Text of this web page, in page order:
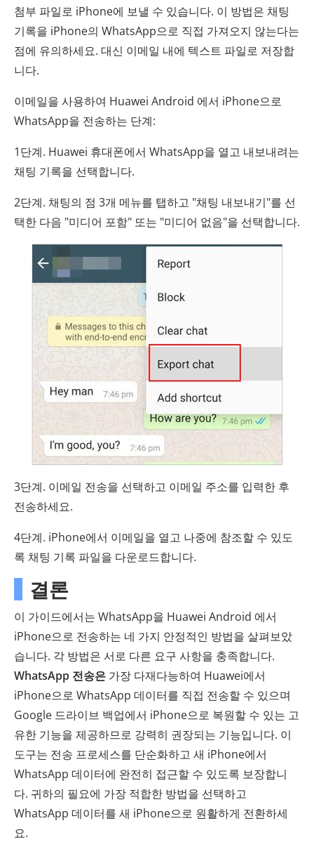
첨부 파일로 iPhone에 보낼 수 있습니다. 이 방법은 채팅
기록을 iPhone의 WhatsApp으로 직접 가져오지 않는다는
점에 유의하세요. 대신 이메일 내에 텍스트 파일로 저장합
니다.
이메일을 사용하여 Huawei Android 에서 iPhone으로
WhatsApp을 전송하는 단계:
1단계. Huawei 휴대폰에서 WhatsApp을 열고 내보내려는
채팅 기록을 선택합니다.
2단계. 채팅의 점 3개 메뉴를 탭하고 "채팅 내보내기"를 선
택한 다음 "미디어 포함" 또는 "미디어 없음"을 선택합니다.
3단계. 이메일 전송을 선택하고 이메일 주소를 입력한 후
전송하세요.
4단계. iPhone에서 이메일을 열고 나중에 참조할 수 있도
록 채팅 기록 파일을 다운로드합니다.
결론
이 가이드에서는 WhatsApp을 Huawei Android 에서
iPhone으로 전송하는 네 가지 안정적인 방법을 살펴보았
습니다. 각 방법은 서로 다른 요구 사항을 충족합니다.
WhatsApp 전송은 가장 다재다능하여 Huawei에서
iPhone으로 WhatsApp 데이터를 직접 전송할 수 있으며
Google 드라이브 백업에서 iPhone으로 복원할 수 있는 고
유한 기능을 제공하므로 강력히 권장되는 기능입니다. 이
도구는 전송 프로세스를 단순화하고 새 iPhone에서
WhatsApp 데이터에 완전히 접근할 수 있도록 보장합니
다. 귀하의 필요에 가장 적합한 방법을 선택하고
WhatsApp 데이터를 새 iPhone으로 원활하게 전환하세
요.